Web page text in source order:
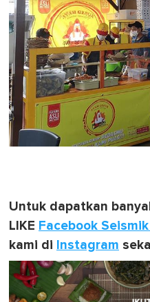
Untuk dapatkan
LIKE Facebook
kami di Instagram